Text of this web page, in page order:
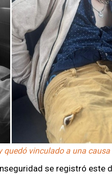
quedó vinculado a una causa
se registró este